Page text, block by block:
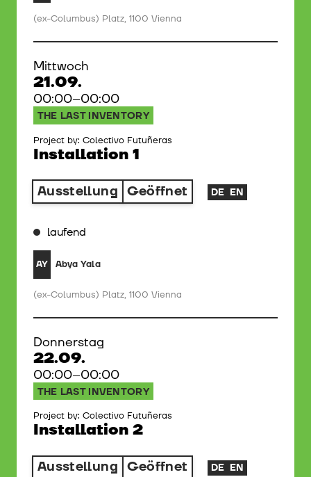
(ex-Columbus) Platz, 1100 Vienna
Mittwoch
21.09.
00:00–00:00
THE LAST INVENTORY
Project by: Colectivo Futuñeras
Installation 1
Ausstellung Geöffnet DE EN
laufend
AY Abya Yala
(ex-Columbus) Platz, 1100 Vienna
Donnerstag
22.09.
00:00–00:00
THE LAST INVENTORY
Project by: Colectivo Futuñeras
Installation 2
Ausstellung Geöffnet DE EN